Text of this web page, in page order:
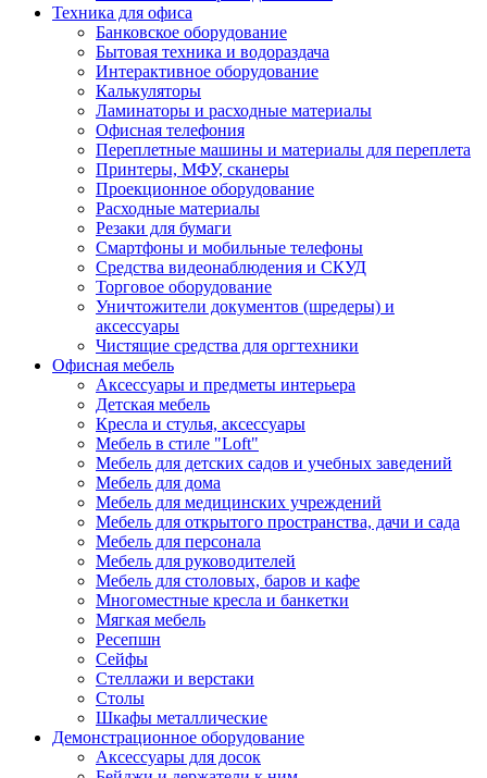
Техника для офиса
Банковское оборудование
Бытовая техника и водораздача
Интерактивное оборудование
Калькуляторы
Ламинаторы и расходные материалы
Офисная телефония
Переплетные машины и материалы для переплета
Принтеры, МФУ, сканеры
Проекционное оборудование
Расходные материалы
Резаки для бумаги
Смартфоны и мобильные телефоны
Средства видеонаблюдения и СКУД
Торговое оборудование
Уничтожители документов (шредеры) и
аксессуары
Чистящие средства для оргтехники
Офисная мебель
Аксессуары и предметы интерьера
Детская мебель
Кресла и стулья, аксессуары
Мебель в стиле "Loft"
Мебель для детских садов и учебных заведений
Мебель для дома
Мебель для медицинских учреждений
Мебель для открытого пространства, дачи и сада
Мебель для персонала
Мебель для руководителей
Мебель для столовых, баров и кафе
Многоместные кресла и банкетки
Мягкая мебель
Ресепшн
Сейфы
Стеллажи и верстаки
Столы
Шкафы металлические
Демонстрационное оборудование
Аксессуары для досок